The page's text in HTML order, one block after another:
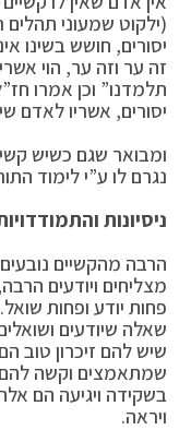
(ילקוט שמעוני
יסורים, חושש בשינו
זה ער וזה ער, הוי
תלמדנו” וכן אמרו
יסורים, אשריו לאדם
ומבואר שגם כשיש
נגרם לו ע”י לימוד
ניסיונות
הרבה מהקשיים
מצליחים ויודעים
פחות יודע ופחות
שאלה שיודעים
שיש להם זיכרון טוב
שמתאמצים וקשה להם
בשקידה ויגיעה הם
ויראה.